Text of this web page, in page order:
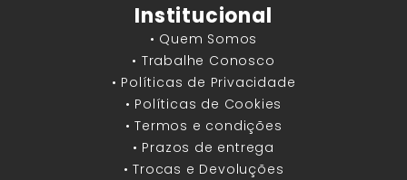
Institucional
• Quem Somos
• Trabalhe Conosco
• Políticas de Privacidade
• Políticas de Cookies
• Termos e condições
• Prazos de entrega
• Trocas e Devoluções